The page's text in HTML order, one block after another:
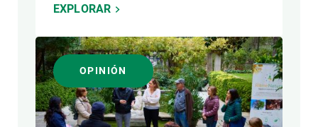
EXPLORAR
OPINIÓN